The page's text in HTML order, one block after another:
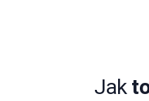
Jak